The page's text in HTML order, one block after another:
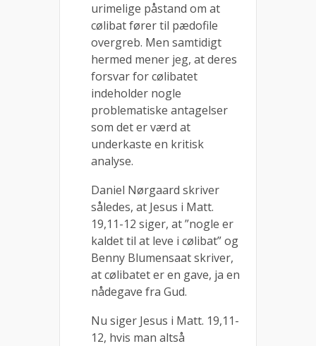
urimelige påstand om at
cølibat fører til pædofile
overgreb. Men samtidigt
hermed mener jeg, at deres
forsvar for cølibatet
indeholder nogle
problematiske antagelser
som det er værd at
underkaste en kritisk
analyse.
Daniel Nørgaard skriver
således, at Jesus i Matt.
19,11-12 siger, at ”nogle er
kaldet til at leve i cølibat” og
Benny Blumensaat skriver,
at cølibatet er en gave, ja en
nådegave fra Gud.
Nu siger Jesus i Matt. 19,11-
12, hvis man altså